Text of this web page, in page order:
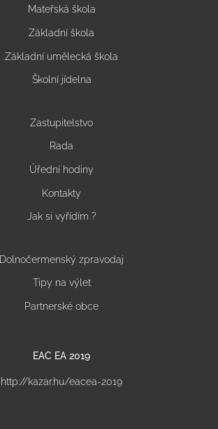
Mateřská škola
Základní škola
Základní umělecká škola
Školní jídelna
Zastupitelstvo
Rada
Úřední hodiny
Kontakty
Jak si vyřídím ?
Dolnočermenský zpravodaj
Tipy na výlet
Partnerské obce
EAC EA 2019
http://kazar.hu/eacea-2019